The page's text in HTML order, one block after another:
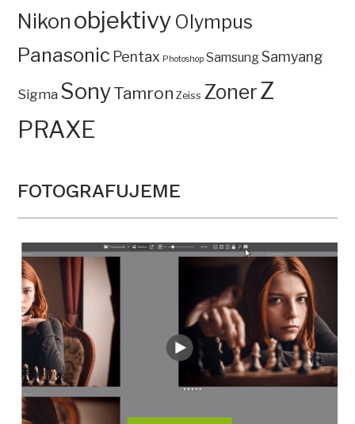
Nikon objektivy Olympus
Panasonic Pentax Photoshop SamsungSamyang
Sigma SonyTamron Zeiss ZonerZ
PRAXE
FOTOGRAFUJEME